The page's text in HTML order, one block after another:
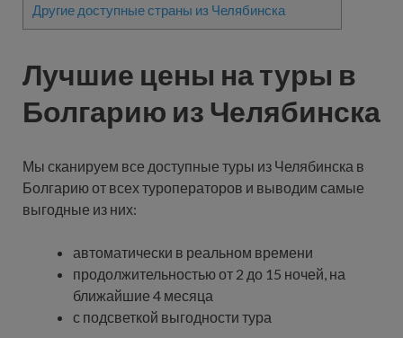
Другие доступные страны из Челябинска
Лучшие цены на туры в
Болгарию из Челябинска
Мы сканируем все доступные туры из Челябинска в
Болгарию от всех туроператоров и выводим самые
выгодные из них:
автоматически в реальном времени
продолжительностью от 2 до 15 ночей, на
ближайшие 4 месяца
с подсветкой выгодности тура